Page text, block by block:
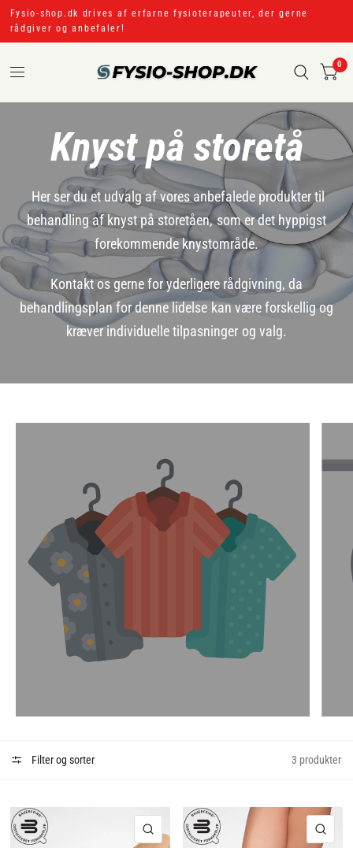
Fysio-shop.dk drives af erfarne fysioterapeuter, der gerne
rådgiver og anbefaler!
0
Knyst på storetå
Her ser du et udvalg af vores anbefalede produkter til
behandling af knyst på storetåen, som er det hyppigst
forekommende knystområde.
Kontakt os gerne for yderligere rådgivning, da
behandlingsplan for denne lidelse kan være forskellig og
kræver individuelle tilpasninger og valg.
Filter og sorter 3 produkter
HURTIGVISNING